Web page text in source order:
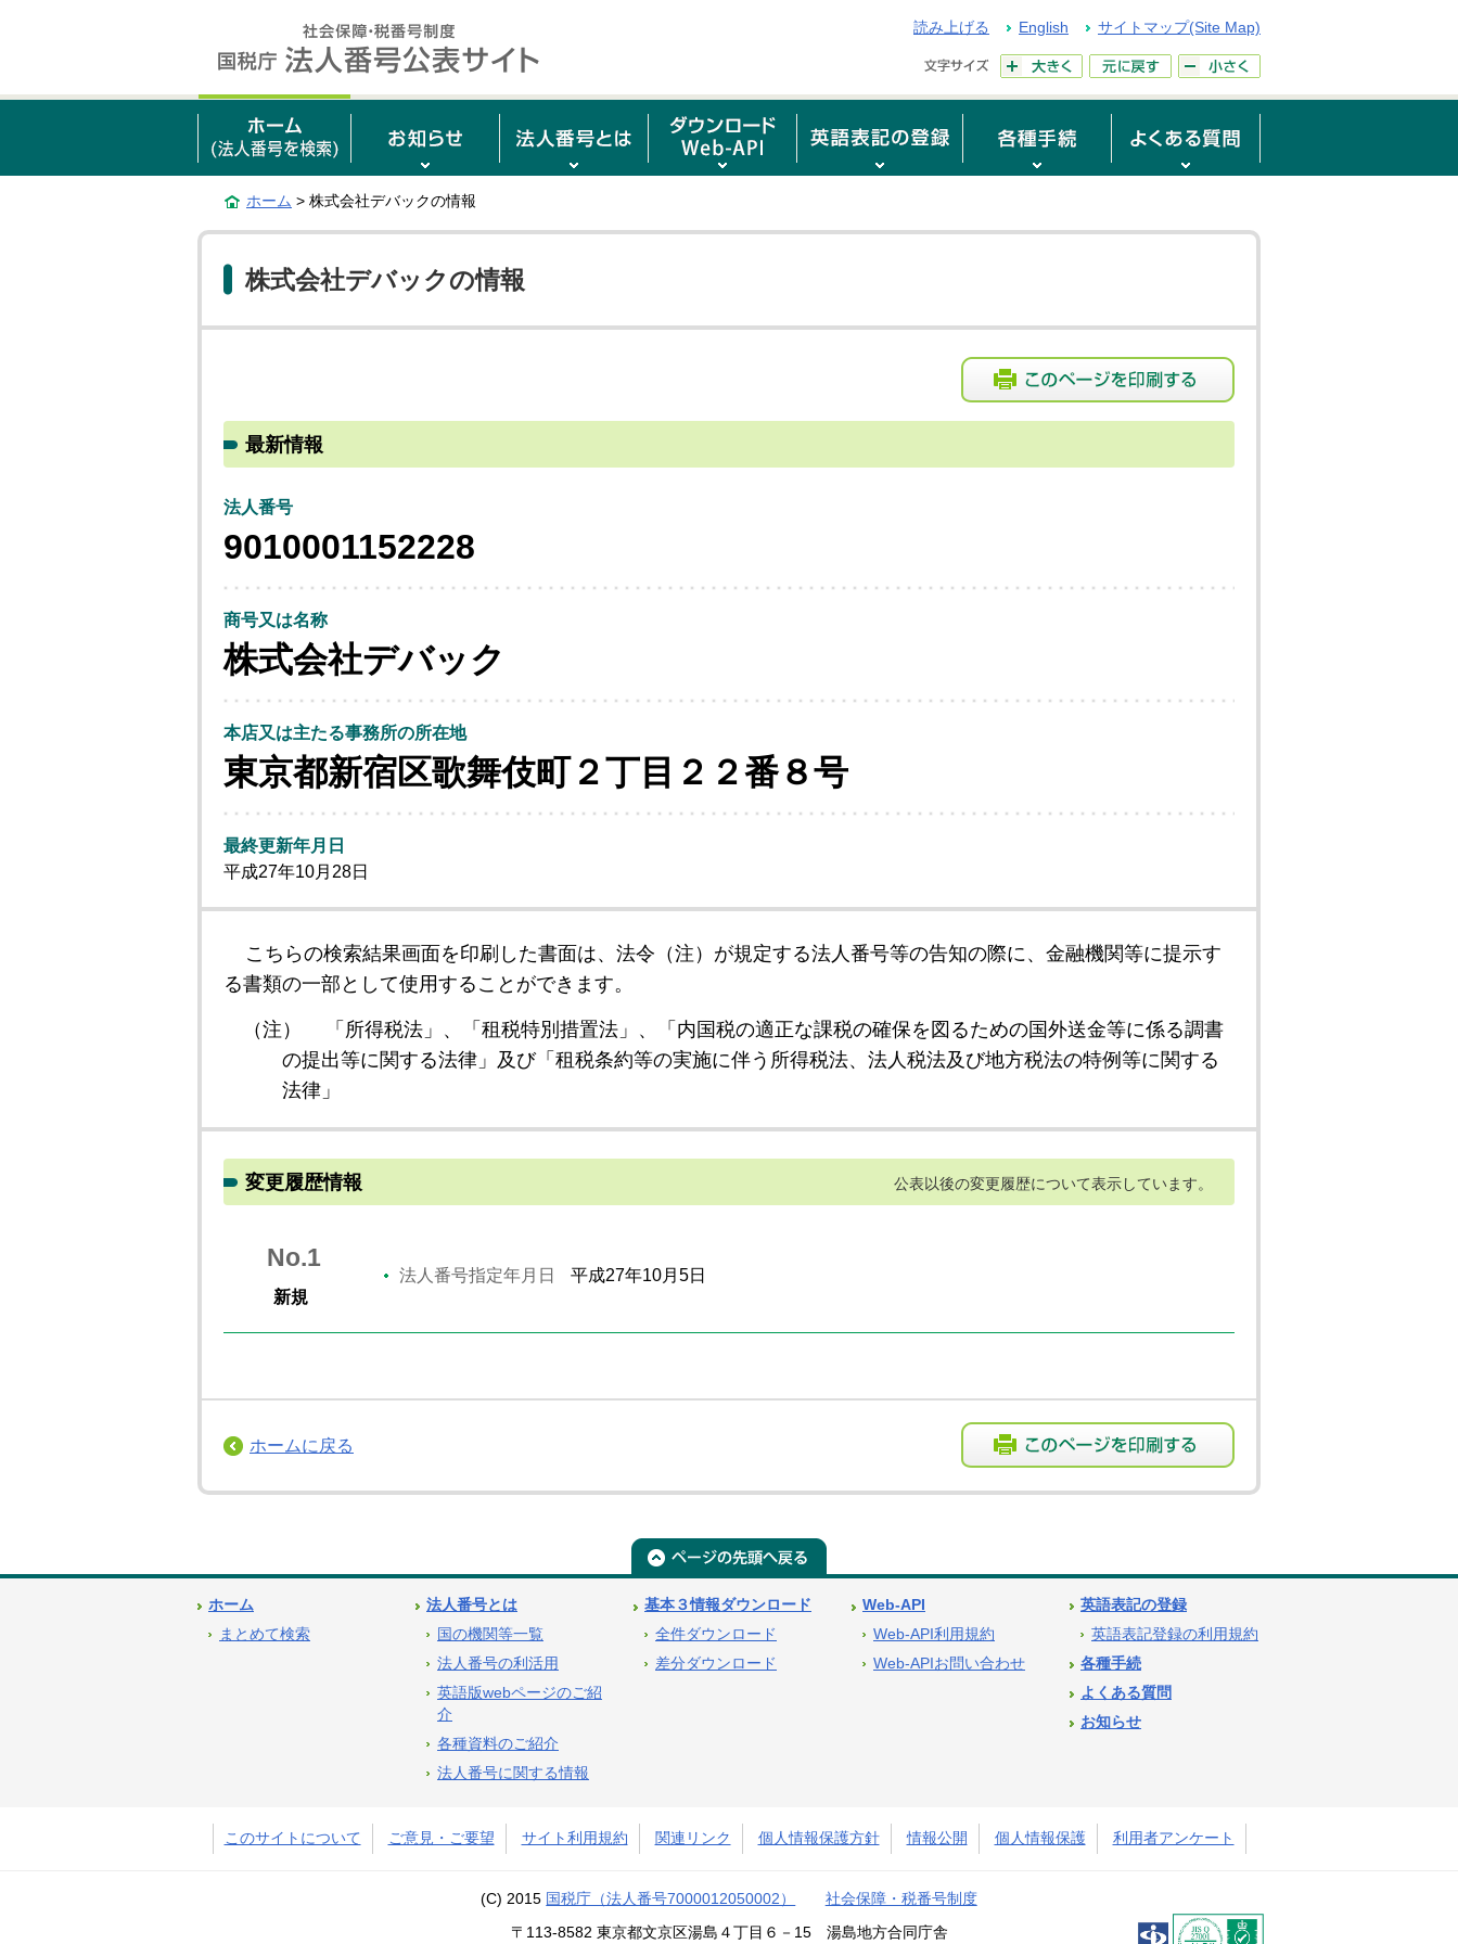
読み上げる English サイトマップ(Site Map)
ホーム > 株式会社デバックの情報
株式会社デバックの情報
最新情報
法人番号
9010001152228
商号又は名称
株式会社デバック
本店又は主たる事務所の所在地
東京都新宿区歌舞伎町２丁目２２番８号
最終更新年月日
平成27年10月28日
こちらの検索結果画面を印刷した書面は、法令（注）が規定する法人番号等の告知の際に、金融機関等に提示す
る書類の一部として使用することができます。
（注）
「所得税法」、「租税特別措置法」、「内国税の適正な課税の確保を図るための国外送金等に係る調書
の提出等に関する法律」及び「租税条約等の実施に伴う所得税法、法人税法及び地方税法の特例等に関する
法律」
変更履歴情報 公表以後の変更履歴について表示しています。
No.1
新規
法人番号指定年月日 平成27年10月5日
ホームに戻る
ホーム
まとめて検索
法人番号とは
国の機関等一覧
法人番号の利活用
英語版webページのご紹
介
各種資料のご紹介
法人番号に関する情報
基本３情報ダウンロード
全件ダウンロード
差分ダウンロード
Web-API
Web-API利用規約
Web-APIお問い合わせ
英語表記の登録
英語表記登録の利用規約
各種手続
よくある質問
お知らせ
このサイトについて ご意見・ご要望 サイト利用規約 関連リンク 個人情報保護方針 情報公開 個人情報保護 利用者アンケート
(C) 2015 国税庁（法人番号7000012050002） 社会保障・税番号制度
〒113-8582 東京都文京区湯島４丁目６－15 湯島地方合同庁舎